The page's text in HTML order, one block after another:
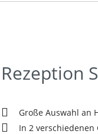
Rezeption
Große Auswahl an
In 2